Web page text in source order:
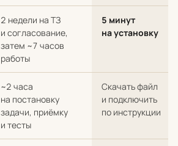
2 недели на ТЗ
и согласование,
затем ~7 часов
работы
5 минут
на установку
~2 часа
на постановку
задачи, приёмку
и тесты
Скачать файл
и подключить
по инструкции